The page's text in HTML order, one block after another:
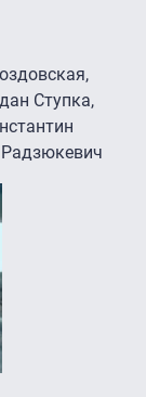
Ступка,